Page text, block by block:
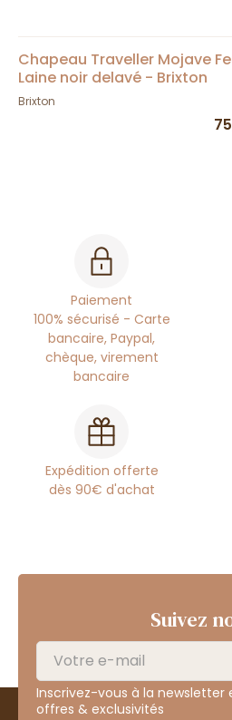
Chapeau Traveller Mojave
Laine noir delavé - Brixton
Brixton
Paiement
100% sécurisé - Carte
bancaire, Paypal,
chèque, virement
bancaire
Expédition offerte
dès 90€ d'achat
Suivez
Inscrivez-vous à la newsletter
offres & exclusivités